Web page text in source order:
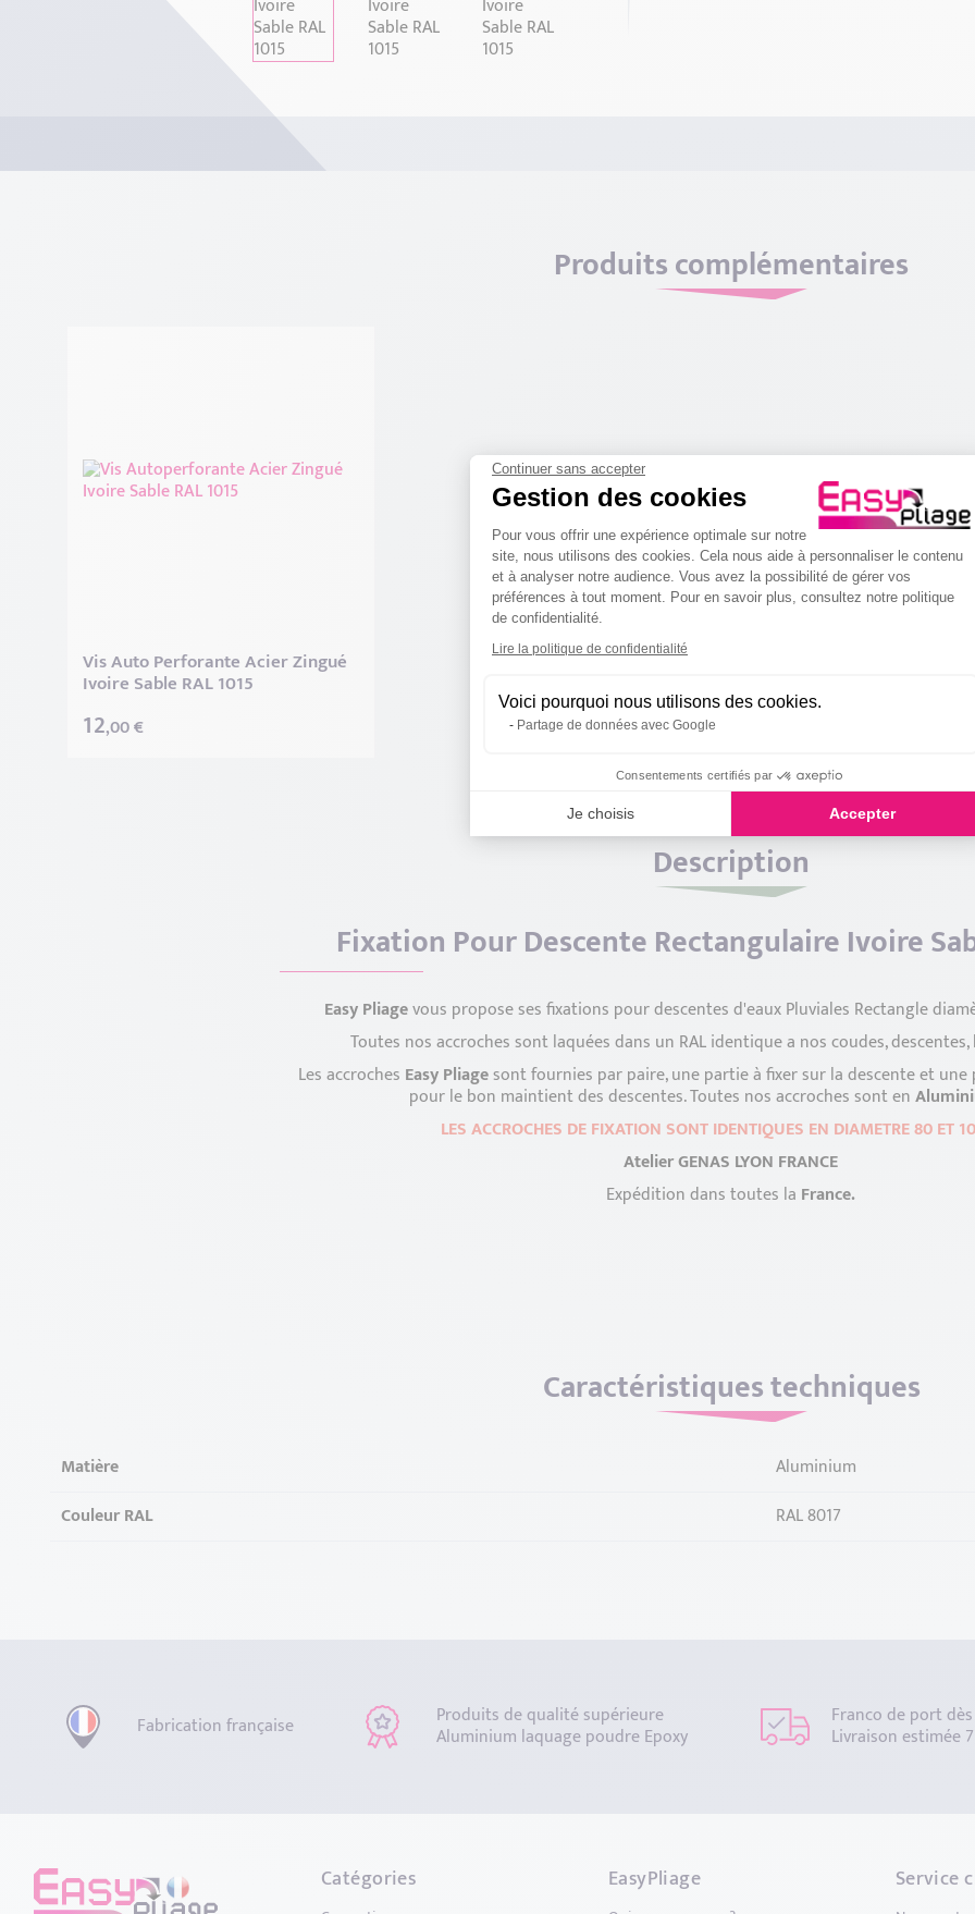
Produits complémentaires
Vis Auto Perforante Acier Zingué
Ivoire Sable RAL 1015
12,00 €
Description
Fixation Pour Descente Rectangulaire Ivoire
Easy Pliagevous propose ses fixations pour descentes d'eaux Pluviales Rectangle
Toutes nos accroches sont laquées dans un RAL identique a nos coudes, descentes,
Les accroches Easy Pliagesont fournies par paire, une partie à fixer sur la descente et une
pour le bon maintient des descentes. Toutes nos accroches sont en
LES ACCROCHES DE FIXATION SONT IDENTIQUES EN DIAMETRE 80 ET
Atelier GENAS LYON FRANCE
Expédition dans toutes la France.
Caractéristiques techniques
Matière
Aluminium
Couleur RAL
RAL 8017
Fabrication française Produits de qualité supérieure
Aluminium laquage poudre Epoxy
Franco de port
Livraison estimée
Catégories EasyPliage Service
Continuer sans accepter
Gestion des cookies
Plateforme de Gestion du
Pour vous offrir une expérience optimale sur notre
site, nous utilisons des cookies. Cela nous aide à personnaliser le contenu
et à analyser notre audience. Vous avez la possibilité de gérer vos
préférences à tout moment. Pour en savoir plus, consultez notre politique
de confidentialité.
Lire la politique de confidentialité
Voici pourquoi nous utilisons des cookies.
Partage de données avec Google
Consentements certifiés par
Je choisis Accepter
Axeptio consent